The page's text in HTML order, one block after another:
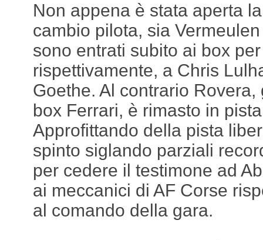
Non appena è stata aperta
cambio pilota, sia
sono entrati subito ai box
rispettivamente, a Chris
Goethe. Al contrario
box Ferrari, è rimasto in
Approfittando della pista
spinto siglando parziali
per cedere il testimone ad
ai meccanici di AF Corse
al comando della gara.